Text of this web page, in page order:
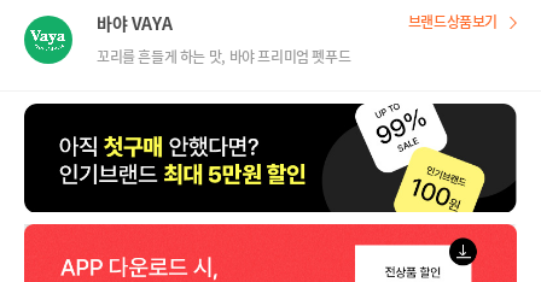
바야 VAYA
꼬리를 흔들게 하는 맛, 바야 프리미엄 펫푸드
브랜드상품보기